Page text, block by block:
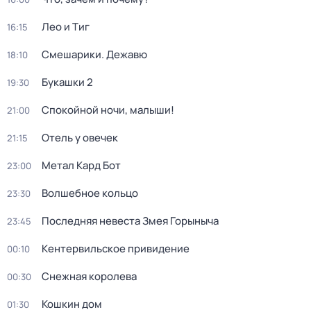
16:15 Лео и Тиг
18:10 Смешарики. Дежавю
19:30 Букашки 2
21:00 Спокойной ночи, малыши!
21:15 Отель у овечек
23:00 Метал Кард Бот
23:30 Волшебное кольцо
23:45 Последняя невеста Змея Горыныча
00:10 Кентервильское привидение
00:30 Снежная королева
01:30 Кошкин дом